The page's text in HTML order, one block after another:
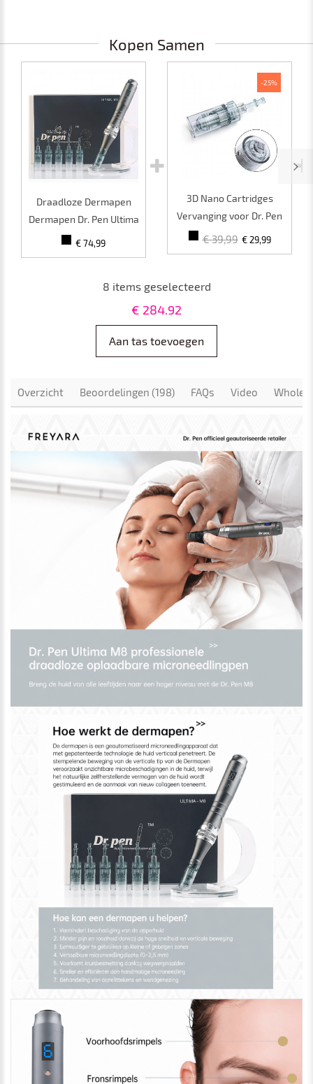
Kopen Samen
Draadloze Dermapen
Dermapen Dr. Pen Ultima
M8, Professionele
5D Nano Cartridges
€ 74,99
-25%
3D Nano Cartridges
Vervanging voor Dr. Pen
Ultima M8 Microneedling
€ 39,99 € 29,99
8 items geselecteerd
€ 284.92
Aan tas toevoegen
Overzicht Beoordelingen (198) FAQs Video